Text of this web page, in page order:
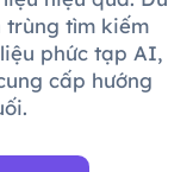
trùng tìm kiếm
phức tạp AI,
cấp hướng